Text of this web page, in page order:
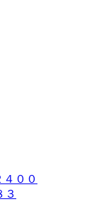
００
３